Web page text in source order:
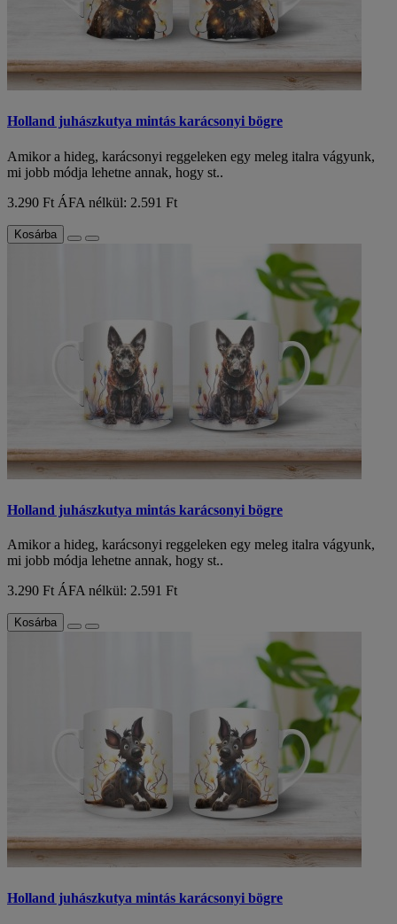
Holland juhászkutya mintás karácsonyi bögre
Amikor a hideg, karácsonyi reggeleken egy meleg italra vágyunk,
mi jobb módja lehetne annak, hogy st..
3.290 Ft ÁFA nélkül: 2.591 Ft
Kosárba
Holland juhászkutya mintás karácsonyi bögre
Amikor a hideg, karácsonyi reggeleken egy meleg italra vágyunk,
mi jobb módja lehetne annak, hogy st..
3.290 Ft ÁFA nélkül: 2.591 Ft
Kosárba
Holland juhászkutya mintás karácsonyi bögre